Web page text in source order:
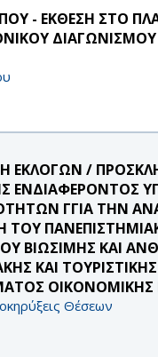
- ΕΚΘΕΣΗ ΣΤΟ
ΕΚΛΟΓΩΝ /
ΕΝΔΙΑΦΕΡΟΝΤΟΣ
ΓΓΙΑ ΤΗΝ
ΤΟΥ
ΒΙΩΣΙΜΗΣ ΚΑΙ
ΚΑΙ
ΟΙΚΟΝΟΜΙΚΗΣ
Θέσεων